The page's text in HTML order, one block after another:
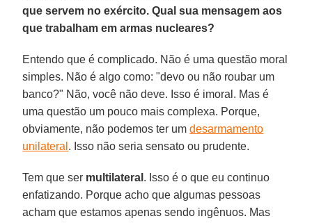
que servem no exército. Qual sua mensagem aos
que trabalham em armas nucleares?
Entendo que é complicado. Não é uma questão moral
simples. Não é algo como: "devo ou não roubar um
banco?" Não, você não deve. Isso é imoral. Mas é
uma questão um pouco mais complexa. Porque,
obviamente, não podemos ter umdesarmamento
unilateral . Isso não seria sensato ou prudente.
Tem que ser multilateral . Isso é o que eu continuo
enfatizando. Porque acho que algumas pessoas
acham que estamos apenas sendo ingênuos. Mas